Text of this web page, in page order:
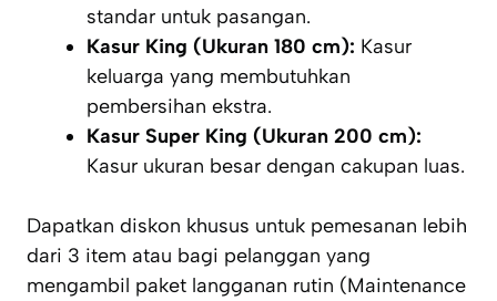
standar untuk pasangan.
Kasur King (Ukuran 180 cm): Kasur
keluarga yang membutuhkan
pembersihan ekstra.
Kasur Super King (Ukuran 200 cm):
Kasur ukuran besar dengan cakupan luas.
Dapatkan diskon khusus untuk pemesanan lebih
dari 3 item atau bagi pelanggan yang
mengambil paket langganan rutin (Maintenance